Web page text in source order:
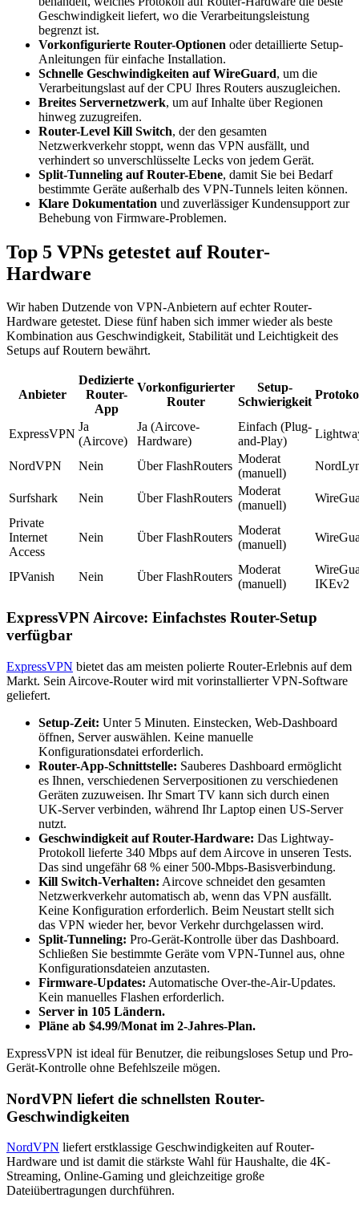
Geschwindigkeit liefert, wo die Verarbeitungsleistung
begrenzt ist.
Vorkonfigurierte Router-Optionen oder detaillierte Setup-
Anleitungen für einfache Installation.
Schnelle Geschwindigkeiten auf WireGuard, um die
Verarbeitungslast auf der CPU Ihres Routers auszugleichen.
Breites Servernetzwerk, um auf Inhalte über Regionen
hinweg zuzugreifen.
Router-Level Kill Switch, der den gesamten
Netzwerkverkehr stoppt, wenn das VPN ausfällt, und
verhindert so unverschlüsselte Lecks von jedem Gerät.
Split-Tunneling auf Router-Ebene, damit Sie bei Bedarf
bestimmte Geräte außerhalb des VPN-Tunnels leiten können.
Klare Dokumentation und zuverlässiger Kundensupport zur
Behebung von Firmware-Problemen.
Top 5 VPNs getestet auf Router-
Hardware
Wir haben Dutzende von VPN-Anbietern auf echter Router-
Hardware getestet. Diese fünf haben sich immer wieder als beste
Kombination aus Geschwindigkeit, Stabilität und Leichtigkeit des
Setups auf Routern bewährt.
Anbieter
Dedizierte
Router-
App
Vorkonfigurierter
Router
Setup-
Schwierigkeit
ExpressVPN
Ja
(Aircove)
Ja (Aircove-
Hardware)
Einfach (Plug-
and-Play)
NordVPN Nein Über FlashRouters
Moderat
(manuell)
Surfshark Nein Über FlashRouters
Moderat
(manuell)
Private
Internet
Access
Nein Über FlashRouters
Moderat
(manuell)
IPVanish Nein Über FlashRouters
Moderat
(manuell)
IKEv2
ExpressVPN Aircove: Einfachstes Router-Setup
verfügbar
ExpressVPN bietet das am meisten polierte Router-Erlebnis auf dem
Markt. Sein Aircove-Router wird mit vorinstallierter VPN-Software
geliefert.
Setup-Zeit: Unter 5 Minuten. Einstecken, Web-Dashboard
öffnen, Server auswählen. Keine manuelle
Konfigurationsdatei erforderlich.
Router-App-Schnittstelle: Sauberes Dashboard ermöglicht
es Ihnen, verschiedenen Serverpositionen zu verschiedenen
Geräten zuzuweisen. Ihr Smart TV kann sich durch einen
UK-Server verbinden, während Ihr Laptop einen US-Server
nutzt.
Geschwindigkeit auf Router-Hardware: Das Lightway-
Protokoll lieferte 340 Mbps auf dem Aircove in unseren Tests.
Das sind ungefähr 68 % einer 500-Mbps-Basisverbindung.
Kill Switch-Verhalten: Aircove schneidet den gesamten
Netzwerkverkehr automatisch ab, wenn das VPN ausfällt.
Keine Konfiguration erforderlich. Beim Neustart stellt sich
das VPN wieder her, bevor Verkehr durchgelassen wird.
Split-Tunneling: Pro-Gerät-Kontrolle über das Dashboard.
Schließen Sie bestimmte Geräte vom VPN-Tunnel aus, ohne
Konfigurationsdateien anzutasten.
Firmware-Updates: Automatische Over-the-Air-Updates.
Kein manuelles Flashen erforderlich.
Server in 105 Ländern.
Pläne ab $4.99/Monat im 2-Jahres-Plan.
ExpressVPN ist ideal für Benutzer, die reibungsloses Setup und Pro-
Gerät-Kontrolle ohne Befehlszeile mögen.
NordVPN liefert die schnellsten Router-
Geschwindigkeiten
NordVPN liefert erstklassige Geschwindigkeiten auf Router-
Hardware und ist damit die stärkste Wahl für Haushalte, die 4K-
Streaming, Online-Gaming und gleichzeitige große
Dateiübertragungen durchführen.